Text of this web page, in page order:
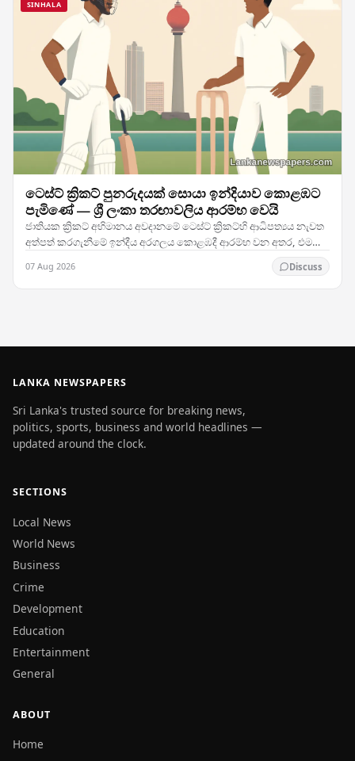
SINHALA
ටෙස්ට් ක්‍රිකට් පුනරුදයක් සොයා ඉන්දියාව කොළඹට
පැමිණේ — ශ්‍රී ලංකා තරඟාවලිය ආරම්භ වෙයි
ජාතියක ක්‍රිකට් අභිමානය අවදානමේ ටෙස්ට් ක්‍රිකට්හි ආධිපත්‍යය නැවත
අත්පත් කරගැනීමේ ඉන්දීය අරගලය කොළඹදී ආරම්භ වන අතර, එම
07 Aug 2026 Discuss
LANKA NEWSPAPERS
Sri Lanka's trusted source for breaking news,
politics, sports, business and world headlines —
updated around the clock.
SECTIONS
Local News
World News
Business
Crime
Development
Education
Entertainment
General
ABOUT
Home